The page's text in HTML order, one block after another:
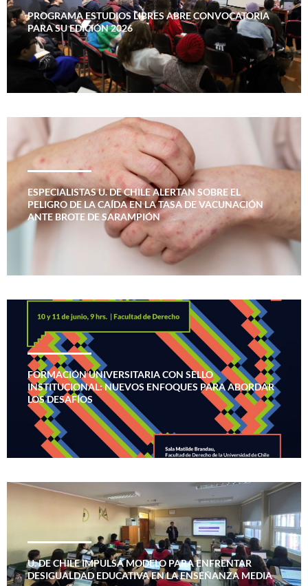
PROGRAMA ESTUDIOS LIBRES ABRE CONVOCATORIA
PARA SU EDICIÓN 2026
ESPECIALISTAS U. DE CHILE ALERTAN SOBRE EL
PELIGRO DE LA CAÍDA EN LA TASA DE VACUNACIÓN
ANTE BROTE DE SARAMPIÓN
FORMACIÓN UNIVERSITARIA CON SELLO
INSTITUCIONAL: NUEVOS ENFOQUES PARA ABORDAR
LOS DESAFÍOS
U. DE CHILE IMPULSA MODELO PARA ENFRENTAR
DESIGUALDAD EDUCATIVA EN LA ENSEÑANZA MEDIA